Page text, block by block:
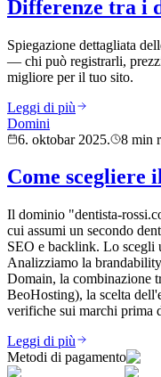
Differenze tra i
Spiegazione dettagliata
— chi può registrarli,
migliore per il tuo sito.
Leggi di più
Domini
6. oktobar 2025.
8 min
Come scegliere
Il dominio "dentista-
cui assumi un secondo
SEO e backlink. Lo scegli
Analizziamo la
Domain, la combinazione
BeoHosting), la scelta
verifiche sui marchi prima
Leggi di più
Metodi di pagamento